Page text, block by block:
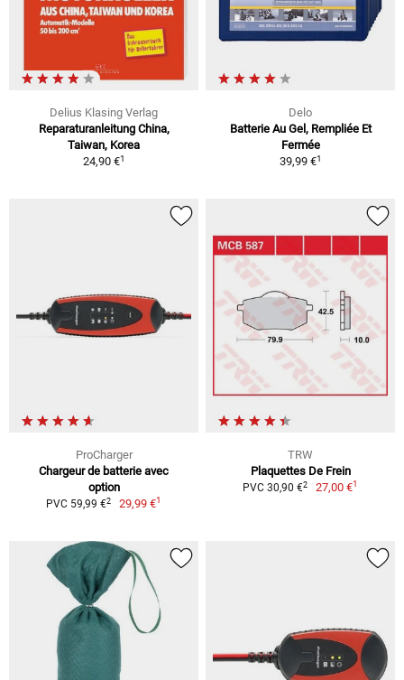
Delius Klasing Verlag
Reparaturanleitung China,
Taiwan, Korea
24,90 €1
Delo
Batterie Au Gel, Rempliée Et
Fermée
39,99 €1
ProCharger
Chargeur de batterie avec
option
PVC 59,99 €2 29,99 €1
TRW
Plaquettes De Frein
PVC 30,90 €2 27,00 €1